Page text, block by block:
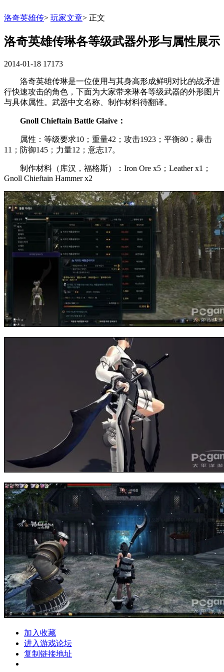
洛奇英雄传> 玩家文章> 正文
洛奇英雄传琳各等级武器外形与属性展示
2014-01-18 17173
洛奇英雄传琳是一位使用与其身高形成鲜明对比的战矛进
行快速攻击的角色，下面为大家带来琳各等级武器的外形图片
与具体属性。武器中文名称、制作材料待翻译。
Gnoll Chieftain Battle Glaive：
属性：等级要求10；重量42；攻击1923；平衡80；暴击
11；防御145；力量12；意志17。
制作材料（库汉，福格斯）：Iron Ore x5；Leather x1；
Gnoll Chieftain Hammer x2
加入收藏
进入游戏论坛
复制链接地址